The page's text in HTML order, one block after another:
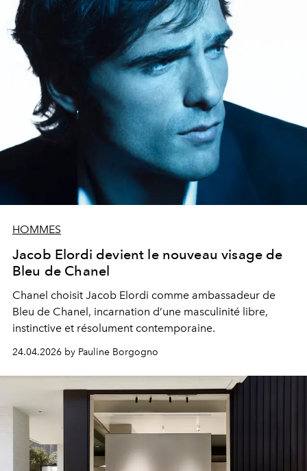
HOMMES
Jacob Elordi devient le nouveau visage de
Bleu de Chanel
Chanel choisit Jacob Elordi comme ambassadeur de
Bleu de Chanel, incarnation d’une masculinité libre,
instinctive et résolument contemporaine.
24.04.2026 by Pauline Borgogno